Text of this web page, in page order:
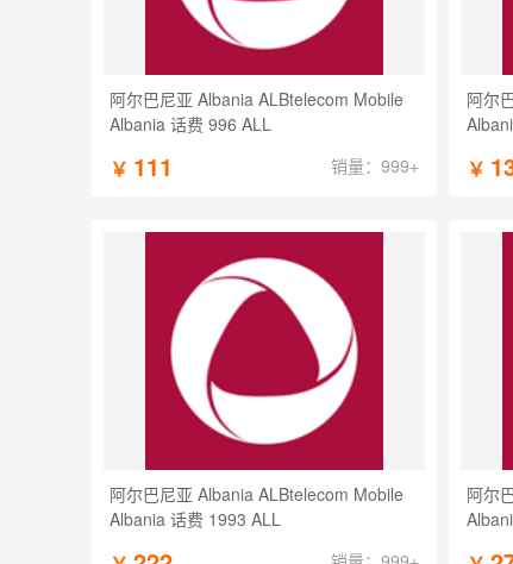
阿尔巴尼亚 Albania ALBtelecom Mobile
Albania 话费 996 ALL
￥ 111 销量：999+
阿尔
￥
阿尔巴尼亚 Albania ALBtelecom Mobile
Albania 话费 1993 ALL
阿尔